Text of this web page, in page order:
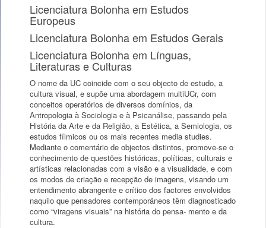
Licenciatura Bolonha em Estudos
Europeus
Licenciatura Bolonha em Estudos Gerais
Licenciatura Bolonha em Línguas,
Literaturas e Culturas
O nome da UC coincide com o seu objecto de estudo, a
cultura visual, e supõe uma abordagem multiUCr, com
conceitos operatórios de diversos domínios, da
Antropologia à Sociologia e à Psicanálise, passando pela
História da Arte e da Religião, a Estética, a Semiologia, os
estudos fílmicos ou os mais recentes media studies.
Mediante o comentário de objectos distintos, promove-se o
conhecimento de questões históricas, políticas, culturais e
artísticas relacionadas com a visão e a visualidade, e com
os modos de criação e recepção de imagens, visando um
entendimento abrangente e crítico dos factores envolvidos
naquilo que pensadores contemporâneos têm diagnosticado
como “viragens visuais” na história do pensa- mento e da
cultura.